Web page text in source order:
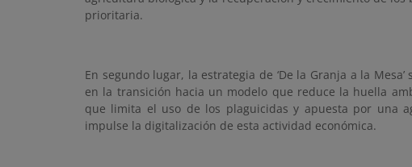
prioritaria.
En segundo lugar, la estrategia de ‘De la Granja a la
en la transición hacia un modelo que reduce la huella
que limita el uso de los plaguicidas y apuesta por una
impulse la digitalización de esta actividad económica.